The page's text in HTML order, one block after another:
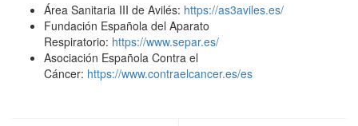
Área Sanitaria III de Avilés: https://as3aviles.es/
Fundación Española del Aparato
Respiratorio: https://www.separ.es/
Asociación Española Contra el
Cáncer: https://www.contraelcancer.es/es